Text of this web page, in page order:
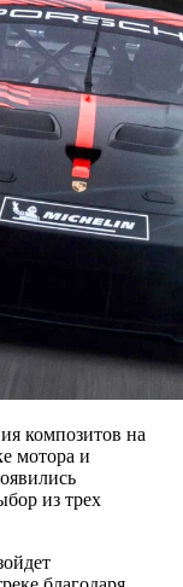
композитов на
мотора и
из трех